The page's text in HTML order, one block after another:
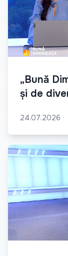
„Bună
și de
24.07.2026